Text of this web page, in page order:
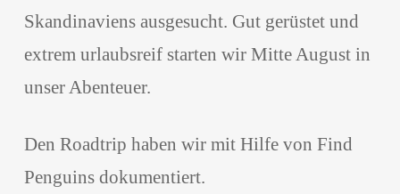
Skandinaviens ausgesucht. Gut gerüstet und
extrem urlaubsreif starten wir Mitte August in
unser Abenteuer.
Den Roadtrip haben wir mit Hilfe von Find
Penguins dokumentiert.